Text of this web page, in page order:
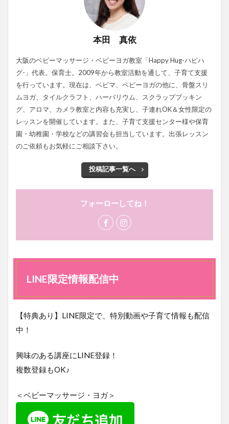
本田 真依
大阪のベビーマッサージ・ベビーヨガ教室「Happy Hug-ハピハ
グ-」代表。保育士。2009年から教室活動を通して、子育て支援
を行っています。現在は、ベビマ、ベビーヨガの他に、骨盤スリ
ムヨガ、タイルクラフト、ハーバリウム、スクラップブッキン
グ、アロマ、カメラ教室と内容も充実し、子連れOK＆女性限定の
レッスンを開催しています。また、子育て支援センター様や保育
園・幼稚園・学校などの講習会も担当しています。出張レッスン
のご依頼もお気軽にご相談下さい。
投稿記事一覧へ
フォーローしてね！
LINE限定情報配信中
【特典あり】LINE限定で、特別動画や子育て情報も配信
中！
興味のある講座にLINE登録！
複数登録もOK♪
＜ベビーマッサージ・ヨガ＞